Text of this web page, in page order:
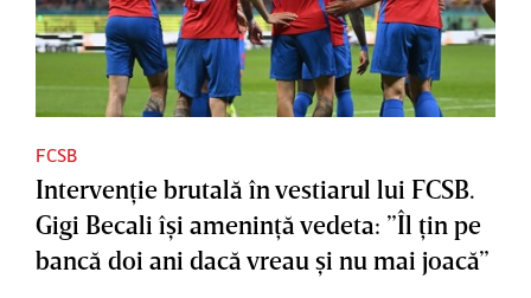
FCSB
Intervenţie brutală în vestiarul lui FCSB.
Gigi Becali îşi ameninţă vedeta: ”Îl ţin pe
bancă doi ani dacă vreau şi nu mai joacă”